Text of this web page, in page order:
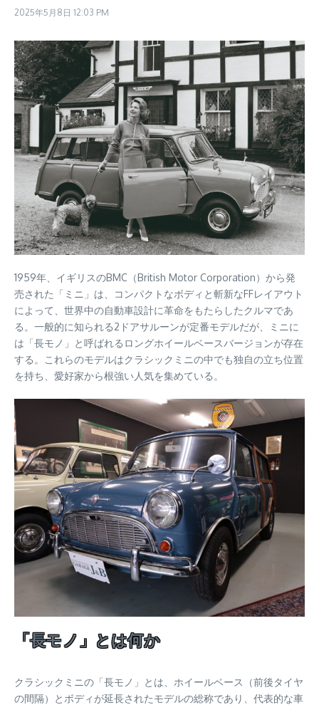
2025年5月8日 12:03 PM
1959年、イギリスのBMC（British Motor Corporation）から発
売された「ミニ」は、コンパクトなボディと斬新なFFレイアウト
によって、世界中の自動車設計に革命をもたらしたクルマであ
る。一般的に知られる2ドアサルーンが定番モデルだが、ミニに
は「長モノ」と呼ばれるロングホイールベースバージョンが存在
する。これらのモデルはクラシックミニの中でも独自の立ち位置
を持ち、愛好家から根強い人気を集めている。
「長モノ」とは何か
クラシックミニの「長モノ」とは、ホイールベース（前後タイヤ
の間隔）とボディが延長されたモデルの総称であり、代表的な車